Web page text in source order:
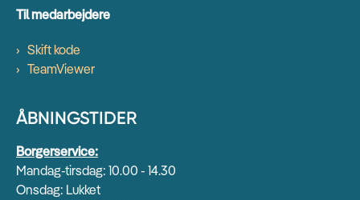
Til medarbejdere
Skift kode
TeamViewer
ÅBNINGSTIDER
Borgerservice:
Mandag-tirsdag: 10.00 - 14.30
Onsdag: Lukket